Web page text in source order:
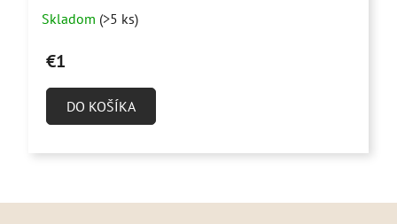
Skladom (>5 ks)
€1
DO KOŠÍKA